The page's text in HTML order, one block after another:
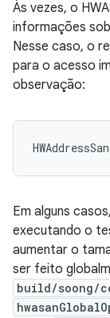
Às vezes, o
informações
Nesse caso, o
para o acesso
observação:
Em alguns
executando o
aumentar o
ser feito
build/soong/